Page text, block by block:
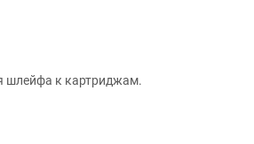
шлейфа к картриджам.